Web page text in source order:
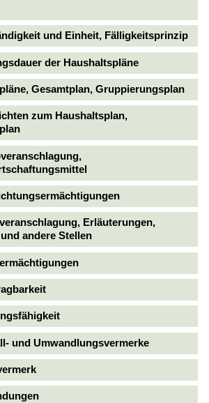
und Einheit, Fälligkeitsprinzip
der Haushaltspläne
Gesamtplan, Gruppierungsplan
zum Haushaltsplan,
Erläuterungen,
andere Stellen
und Umwandlungsvermerke